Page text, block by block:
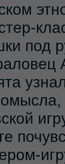
под